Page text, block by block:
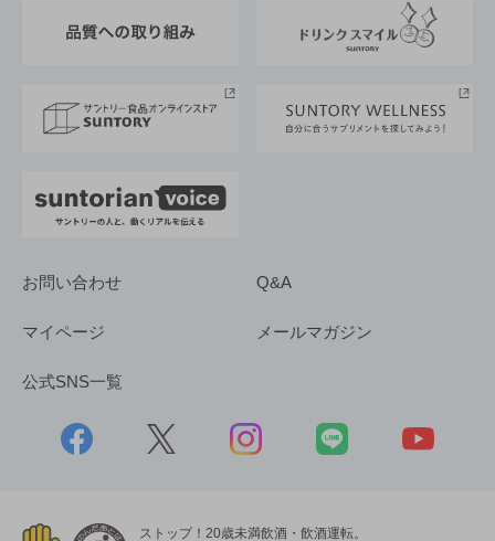
採用情報
お問い合わせ Q&A
マイページ メールマガジン
公式SNS一覧
ストップ！20歳未満飲酒・飲酒運転。